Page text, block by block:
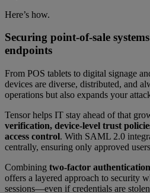
Here’s how.
Securing point-of-sale
endpoints
From POS tablets to digital signage
devices are diverse, distributed, and
operations but also expands your
Tensor helps IT stay ahead of that
verification, device-level trust
access control. With SAML 2.0
centrally, ensuring only approved
Combining two-factor authentication
offers a layered approach to security
sessions—even if credentials are